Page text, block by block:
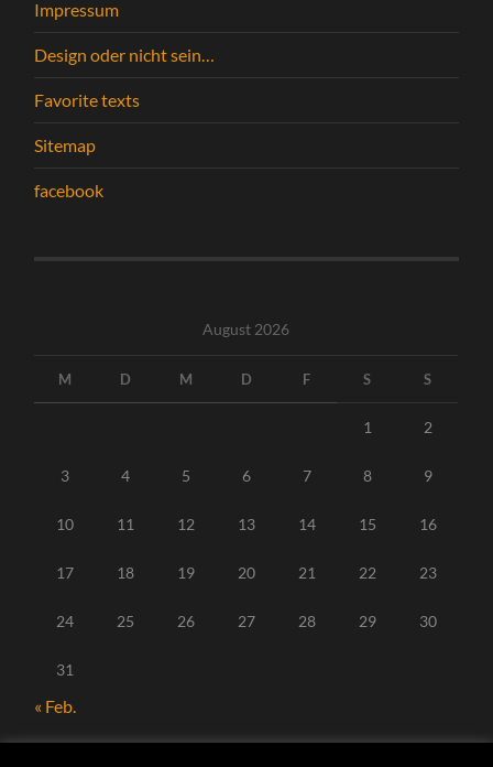
Impressum
Design oder nicht sein…
Favorite texts
Sitemap
facebook
August 2026
M D M D F S S
1 2
3 4 5 6 7 8 9
10 11 12 13 14 15 16
17 18 19 20 21 22 23
24 25 26 27 28 29 30
31
« Feb.